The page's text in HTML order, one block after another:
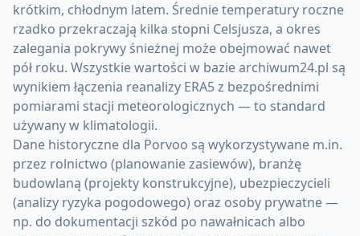
krótkim, chłodnym latem. Średnie temperatury roczne
rzadko przekraczają kilka stopni Celsjusza, a okres
zalegania pokrywy śnieżnej może obejmować nawet
pół roku. Wszystkie wartości w bazie archiwum24.pl są
wynikiem łączenia reanalizy ERA5 z bezpośrednimi
pomiarami stacji meteorologicznych — to standard
używany w klimatologii.
Dane historyczne dla Porvoo są wykorzystywane m.in.
przez rolnictwo (planowanie zasiewów), branżę
budowlaną (projekty konstrukcyjne), ubezpieczycieli
(analizy ryzyka pogodowego) oraz osoby prywatne —
np. do dokumentacji szkód po nawałnicach albo